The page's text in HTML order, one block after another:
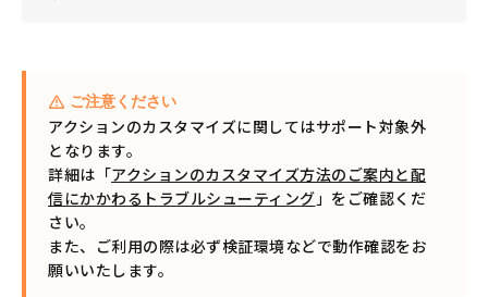
ご注意ください
アクションのカスタマイズに関してはサポート対象外
となります。
詳細は「アクションのカスタマイズ方法のご案内と配
信にかかわるトラブルシューティング」をご確認くだ
さい。
また、ご利用の際は必ず検証環境などで動作確認をお
願いいたします。